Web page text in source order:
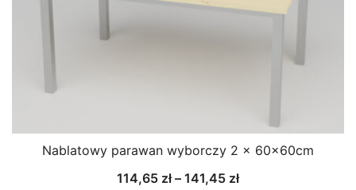
Nablatowy parawan wyborczy 2 x 60x60cm
114,65 zł – 141,45 złZakres